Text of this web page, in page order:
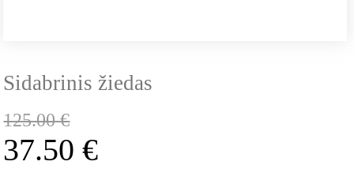
Sidabrinis žiedas
125.00€
37.50€